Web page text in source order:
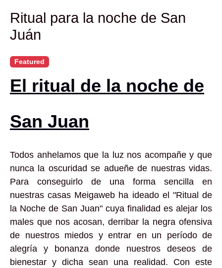
Ritual para la noche de San
Juán
Featured
El ritual de la noche de
San Juan
Todos anhelamos que la luz nos acompañe y que
nunca la oscuridad se adueñe de nuestras vidas.
Para conseguirlo de una forma sencilla en
nuestras casas Meigaweb ha ideado el "Ritual de
la Noche de San Juan" cuya finalidad es alejar los
males que nos acosan, derribar la negra ofensiva
de nuestros miedos y entrar en un período de
alegría y bonanza donde nuestros deseos de
bienestar y dicha sean una realidad. Con este